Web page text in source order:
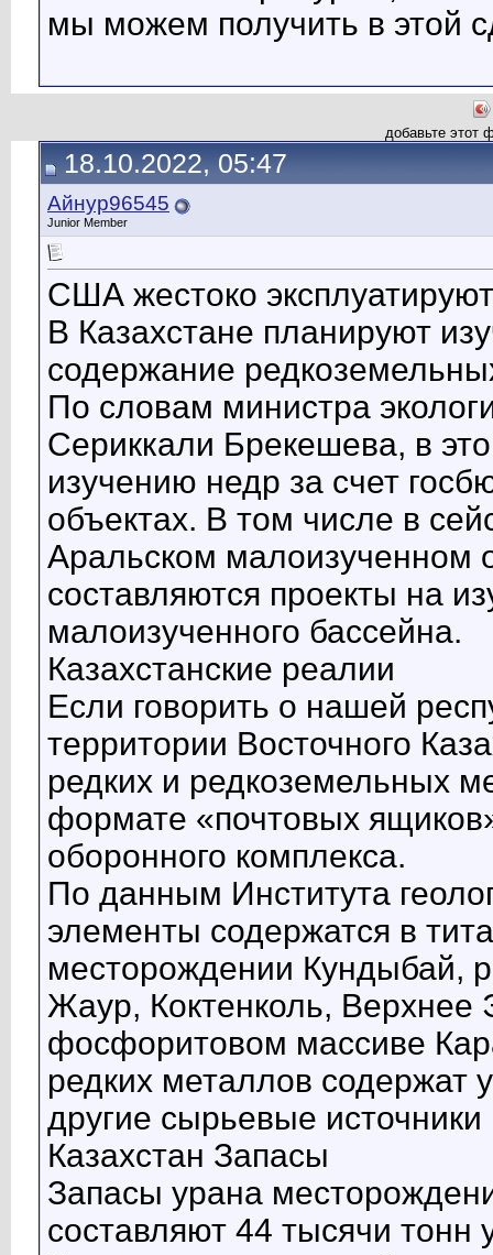
мы можем получить в этой
добавьте этот
18.10.2022, 05:47
Айнур96545
Junior Member
США жестоко
В Казахстане планируют
содержание
По словам министра
Сериккали Брекешева, в
изучению недр за счет
объектах. В том числе в
Аральском малоизученном
составляются проекты на
малоизученного бассейна.
Казахстанские реалии
Если говорить о нашей
территории Восточного
редких и редкоземельных
формате «почтовых
оборонного комплекса.
По данным Института
элементы содержатся в
месторождении Кундыбай,
Жаур, Коктенколь, Верхнее
фосфоритовом массиве
редких металлов содержат
другие сырьевые источники
Казахстан Запасы
Запасы урана
составляют 44 тысячи тонн